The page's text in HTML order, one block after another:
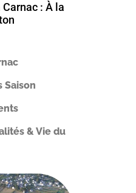
Carnac : À la
Saison
& Vie du